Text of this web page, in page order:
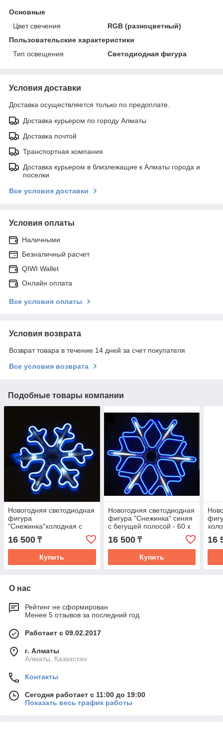
Основные
Цвет свечения
RGB (разноцветный)
Пользовательские характеристики
Тип освещения
Светодиодная фигура
Условия доставки
Доставка осуществляется только по предоплате.
Доставка курьером по городу Алматы
Доставка почтой
Транспортная компания
Доставка курьером в близлежащие к Алматы города и
поселки
Все условия доставки
Условия оплаты
Наличными
Безналичный расчет
QIWI Wallet
Онлайн оплата
Все условия оплаты
Условия возврата
Возврат товара в течение 14 дней за счет покупателя
Все условия возврата
Подобные товары компании
Новогодняя светодиодная
фигура
"Снежинка"холодная с
бегущей полосой - 60 х 60
см флекс -неон
двухсторонняя
16 500 ₸
Купить
Новогодняя светодиодная
фигура "Снежинка" синяя
с бегущей полосой - 60 х
60 см флекс -неон
двухсторонняя
16 500₸
Купить
16
О нас
Рейтинг не сформирован
Менее 5 отзывов за последний год
Работает с 09.02.2017
г. Алматы
Алматы, Казахстан
Контакты
Сегодня работает с 11:00 до 19:00
Показать весь график работы